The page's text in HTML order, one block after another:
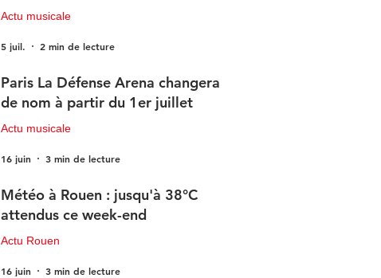
Actu musicale
5 juil. 2 min de lecture
Paris La Défense Arena changera
de nom à partir du 1er juillet
Actu musicale
16 juin 3 min de lecture
Météo à Rouen : jusqu'à 38°C
attendus ce week-end
Actu Rouen
16 juin 3 min de lecture